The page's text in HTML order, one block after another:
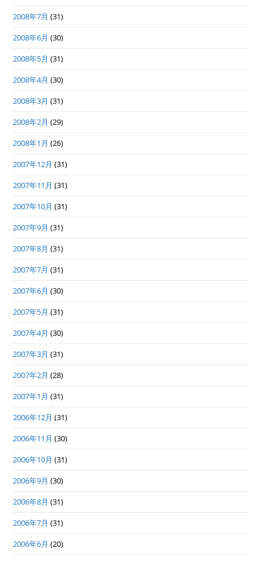
2008年7月 (31)
2008年6月 (30)
2008年5月 (31)
2008年4月 (30)
2008年3月 (31)
2008年2月 (29)
2008年1月 (26)
2007年12月 (31)
2007年11月 (31)
2007年10月 (31)
2007年9月 (31)
2007年8月 (31)
2007年7月 (31)
2007年6月 (30)
2007年5月 (31)
2007年4月 (30)
2007年3月 (31)
2007年2月 (28)
2007年1月 (31)
2006年12月 (31)
2006年11月 (30)
2006年10月 (31)
2006年9月 (30)
2006年8月 (31)
2006年7月 (31)
2006年6月 (20)